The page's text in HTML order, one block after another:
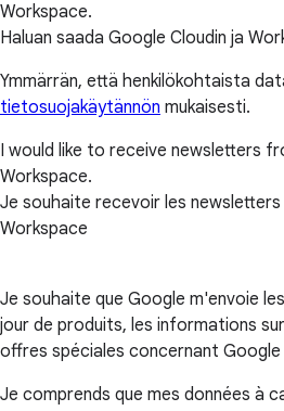
Workspace.
Haluan saada Google Cloudin ja
Ymmärrän, että henkilökohtaista
tietosuojakäytännön mukaisesti.
I would like to receive newsletters
Workspace.
Je souhaite recevoir les
Workspace
Je souhaite que Google m'envoie
jour de produits, les informations
offres spéciales concernant Google
Je comprends que mes données à